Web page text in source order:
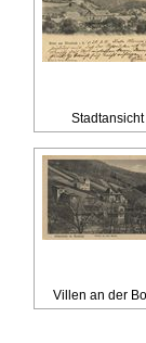
Stadtansicht
Villen an der